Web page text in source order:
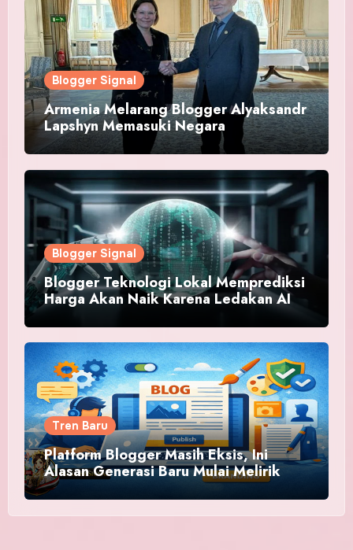
Blogger Signal
Armenia Melarang Blogger Alyaksandr
Lapshyn Memasuki Negara
Blogger Signal
Blogger Teknologi Lokal Memprediksi
Harga Akan Naik Karena Ledakan AI
Tren Baru
Platform Blogger Masih Eksis, Ini
Alasan Generasi Baru Mulai Melirik